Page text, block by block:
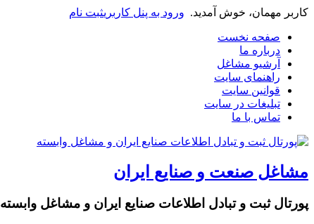
کاربر مهمان، خوش آمدید. ورود به پنل کاربریثبت نام
صفحه نخست
درباره ما
آرشیو مشاغل
راهنمای سایت
قوانین سایت
تبلیغات در سایت
تماس با ما
مشاغل صنعت و صنایع ایران
پورتال ثبت و تبادل اطلاعات صنایع ایران و مشاغل وابسته